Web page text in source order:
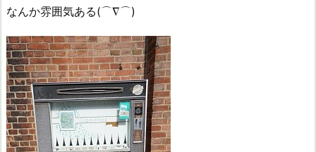
なんか雰囲気ある(⌒∇⌒)